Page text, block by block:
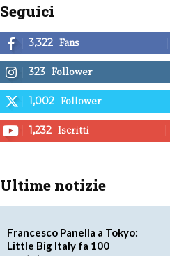
Seguici
3,322 Fans
323 Follower
1,002 Follower
1,232 Iscritti
Ultime notizie
Francesco Panella a Tokyo:
Little Big Italy fa 100